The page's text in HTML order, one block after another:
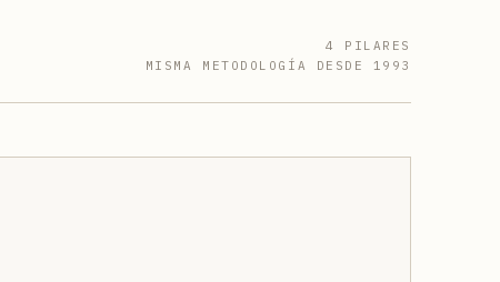
4 PILARES
MISMA METODOLOGÍA DESDE 1993